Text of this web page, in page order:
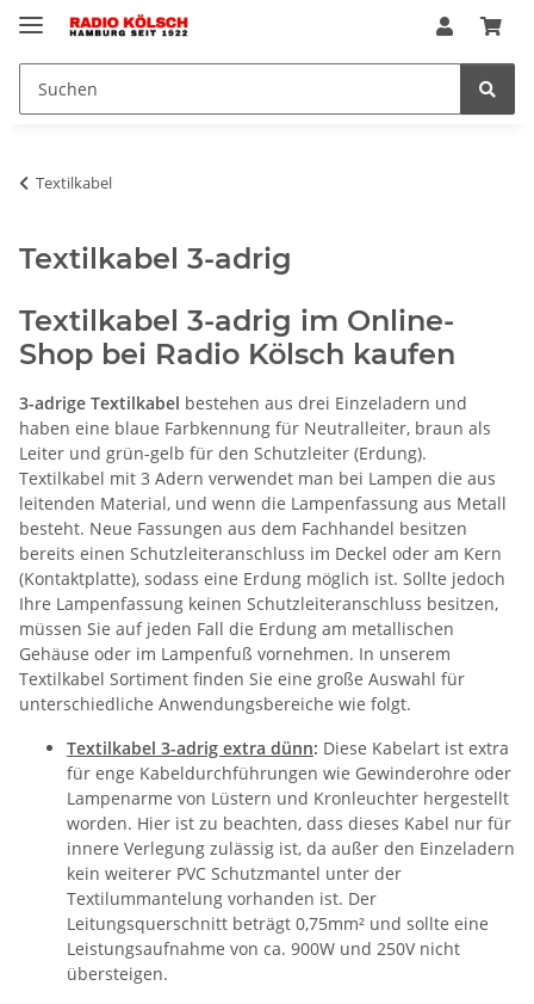
Textilkabel
Textilkabel 3-adrig
Textilkabel 3-adrig im Online-
Shop bei Radio Kölsch kaufen
3-adrige Textilkabel bestehen aus drei Einzeladern und
haben eine blaue Farbkennung für Neutralleiter, braun als
Leiter und grün-gelb für den Schutzleiter (Erdung).
Textilkabel mit 3 Adern verwendet man bei Lampen die aus
leitenden Material, und wenn die Lampenfassung aus Metall
besteht. Neue Fassungen aus dem Fachhandel besitzen
bereits einen Schutzleiteranschluss im Deckel oder am Kern
(Kontaktplatte), sodass eine Erdung möglich ist. Sollte jedoch
Ihre Lampenfassung keinen Schutzleiteranschluss besitzen,
müssen Sie auf jeden Fall die Erdung am metallischen
Gehäuse oder im Lampenfuß vornehmen. In unserem
Textilkabel Sortiment finden Sie eine große Auswahl für
unterschiedliche Anwendungsbereiche wie folgt.
Textilkabel 3-adrig extra dünn: Diese Kabelart ist extra
für enge Kabeldurchführungen wie Gewinderohre oder
Lampenarme von Lüstern und Kronleuchter hergestellt
worden. Hier ist zu beachten, dass dieses Kabel nur für
innere Verlegung zulässig ist, da außer den Einzeladern
kein weiterer PVC Schutzmantel unter der
Textilummantelung vorhanden ist. Der
Leitungsquerschnitt beträgt 0,75mm² und sollte eine
Leistungsaufnahme von ca. 900W und 250V nicht
übersteigen.